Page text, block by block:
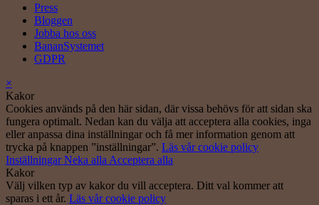
Press
Bloggen
Jobba hos oss
BananSystemet
GDPR
×
Kakor
Cookies används på den här sidan, där vissa behövs för att sidan ska
fungera optimalt. Nedan kan du välja att acceptera alla cookies, inga
eller anpassa dina inställningar och få mer information genom att
trycka på knappen ”inställningar”. Läs vår cookie policy
InställningarNeka alla Acceptera alla
Kakor
Välj vilken typ av kakor du vill acceptera. Ditt val kommer att
sparas i ett år. Läs vår cookie policy